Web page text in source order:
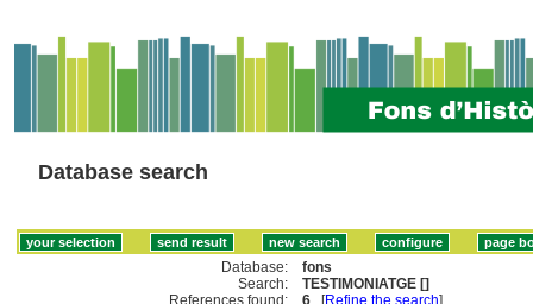
Database search
Database:
fons
Search:
TESTIMONIATGE []
References found:
6 [Refine the search]